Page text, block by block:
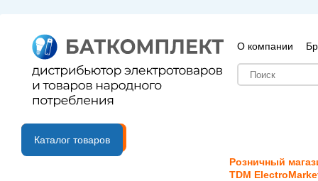
О компании
B2B портал
Каталог товаров
Розничный
TDM